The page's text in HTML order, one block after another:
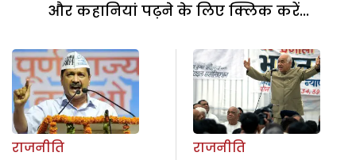
और कहानियां पढ़ने के लिए क्लिक करें...
राजनीति
राजनीति